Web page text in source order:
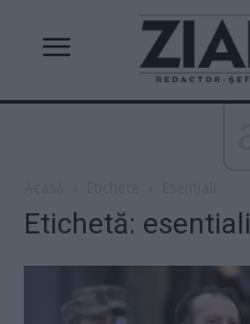
Etichetă: esentiali